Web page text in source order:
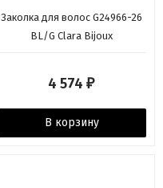
Заколка для волос G24966-26
BL/G Clara Bijoux
4 574 ₽
В корзину